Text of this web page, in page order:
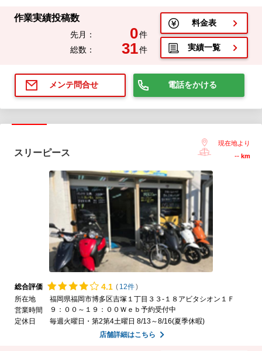
作業実績投稿数
先月： 0件
総数：
31件
料金表
実績一覧
メンテ問合せ 電話をかける
スリーピース
現在地より
-- km
総合評価 4.1 ( 12件)
所在地
福岡県福岡市博多区吉塚１丁目３３-１８アビタシオン１Ｆ
営業時間
９：００～１９：００Ｗｅｂ予約受付中
定休日
毎週火曜日・第2第4土曜日 8/13～8/16(夏季休暇)
店舗詳細はこちら